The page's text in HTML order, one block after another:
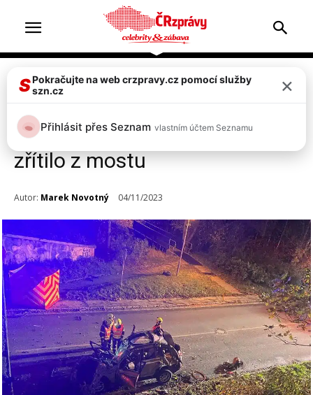
Doprava & nehody
Tragická nehoda v Ostravě:
Auto se srazilo s kamionem a
zřítilo z mostu
Autor: Marek Novotný 04/11/2023
SPokračujte na web crzpravy.cz pomocí služby
szn.cz
×
Přihlásit přes Seznam vlastním účtem Seznamu